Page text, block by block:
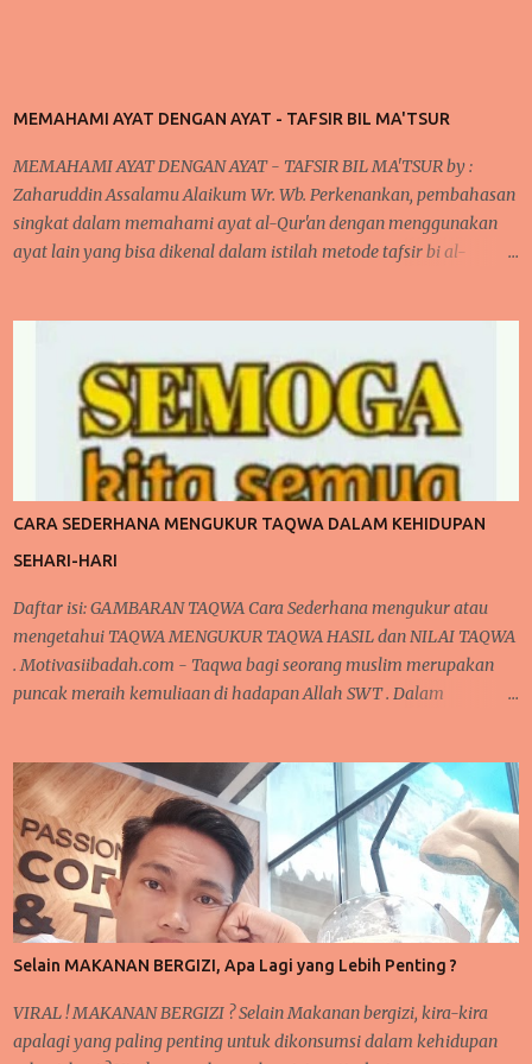
MEMAHAMI AYAT DENGAN AYAT - TAFSIR BIL MA'TSUR
MEMAHAMI AYAT DENGAN AYAT - TAFSIR BIL MA'TSUR by :
Zaharuddin Assalamu Alaikum Wr. Wb. Perkenankan, pembahasan
singkat dalam memahami ayat al-Qur'an dengan menggunakan
ayat lain yang bisa dikenal dalam istilah metode tafsir bi al-
Qur'an dan juga disertai dengan artinya bahwa terlihat di banyak
ayat yang menjelaskan sendiri makna suatu ayat. Kita akan
mengupas sedikit mengenai tafsir, bahwa secara bahasa Arab "
fassara " artinya menjelaskan atau menerangkan sehingga bentuk
isimnya "tafsir" berarti penjelasan atau keterangan. penjelasan ini
bisa dilihat dalam buku studi ilmu al-Qur'an oleh Muhammad Ali.
begitupula tafsir dalam istilah adalah suatu ilmu dalam
menerangkan, menjelaskan dan memahami ayat al-Qur'an yang
CARA SEDERHANA MENGUKUR TAQWA DALAM KEHIDUPAN
SEHARI-HARI
Daftar isi: GAMBARAN TAQWA Cara Sederhana mengukur atau
mengetahui TAQWA MENGUKUR TAQWA HASIL dan NILAI TAQWA
. Motivasiibadah.com - Taqwa bagi seorang muslim merupakan
puncak meraih kemuliaan di hadapan Allah SWT . Dalam
dalam beribadah kepada Allah. Satu hal yang menjadi peringkat
tertinggi pencapaian hamba Allah adalah TAQWA. CARA
SEDERHANA MENGUKUR TAQWA DALAM KEHIDUPAN SEHARI-
HARI Apakah Pasca Ramadhan, seseorang sudah mampu meraih
peringkat TAQWA sebagaimana yang nasehat dari Alquran ?
GAMBARAN TAQWA GAMBARAN TAQWA Secara sepintas,
seseorang bisa saja mengklaim dirinya sudah bertaqwa kepada
Allah, namun apakah semudah itu di katakan sudah bertaqwa ?
Dalam kehidupan sehari-hari, ada banyak momen yang bisa
diperhatikan saat sedang beraktifitas. Baik dalam hal ibadah
Selain MAKANAN BERGIZI, Apa Lagi yang Lebih Penting ?
VIRAL ! MAKANAN BERGIZI ? Selain Makanan bergizi, kira-kira
apalagi yang paling penting untuk dikonsumsi dalam kehidupan